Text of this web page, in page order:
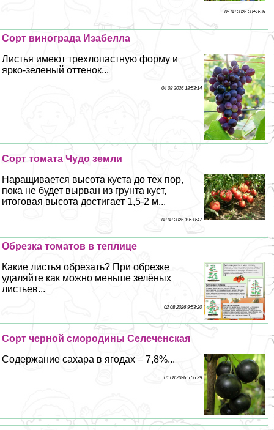
05 08 2026 20:58:26
Сорт винограда Изабелла
Листья имеют трехлопастную форму и
ярко-зеленый оттенок...
04 08 2026 18:53:14
Сорт томата Чудо земли
Наращивается высота куста до тех пор,
пока не будет вырван из грунта куст,
итоговая высота достигает 1,5-2 м...
03 08 2026 19:30:47
Обрезка томатов в теплице
Какие листья обрезать? При обрезке
удаляйте как можно меньше зелёных
листьев...
02 08 2026 9:53:20
Сорт черной смородины Селеченская
Содержание сахара в ягодах – 7,8%...
01 08 2026 5:56:29